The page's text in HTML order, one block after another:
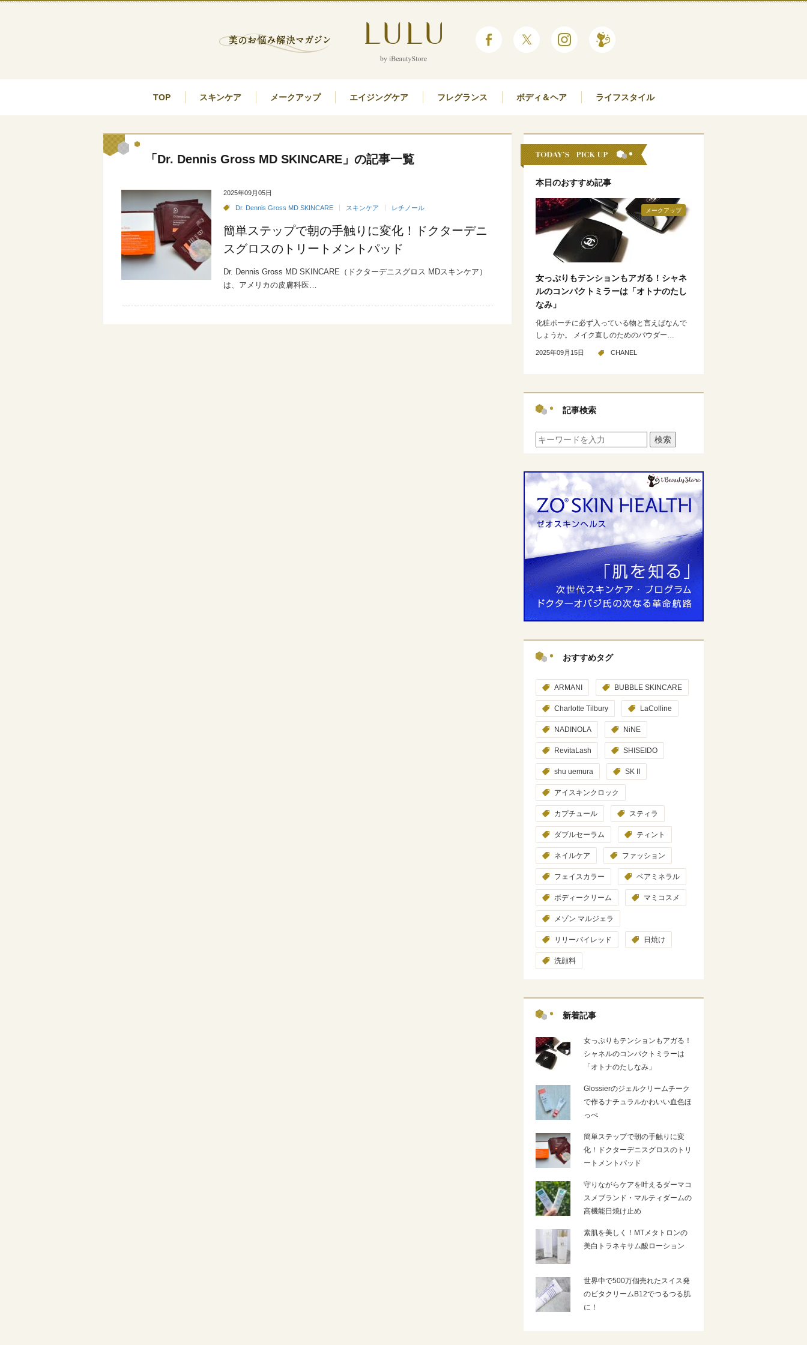
TOP スキンケア メークアップ エイジングケア フレグランス ボディ＆ヘア ライフスタイル
「Dr. Dennis Gross MD SKINCARE」の記事一覧
2025年09月05日
Dr. Dennis Gross MD SKINCARE スキンケア レチノール
簡単ステップで朝の手触りに変化！ドクターデニ
スグロスのトリートメントパッド
Dr. Dennis Gross MD SKINCARE（ドクターデニスグロス MDスキンケア）
は、アメリカの皮膚科医…
本日のおすすめ記事
メークアップ
女っぷりもテンションもアガる！シャネ
ルのコンパクトミラーは「オトナのたし
なみ」
化粧ポーチに必ず入っている物と言えばなんで
しょうか。 メイク直しのためのパウダー…
2025年09月15日 CHANEL
記事検索
検索
おすすめタグ
ARMANI BUBBLE SKINCARE
Charlotte Tilbury LaColline
NADINOLA NiNE
RevitaLash SHISEIDO
shu uemura SK II
アイスキンクロック
カプチュール スティラ
ダブルセーラム ティント
ネイルケア ファッション
フェイスカラー ベアミネラル
ボディークリーム マミコスメ
メゾン マルジェラ
リリーバイレッド 日焼け
洗顔料
新着記事
女っぷりもテンションもアガる！
シャネルのコンパクトミラーは
「オトナのたしなみ」
Glossierのジェルクリームチーク
で作るナチュラルかわいい血色ほ
っぺ
簡単ステップで朝の手触りに変
化！ドクターデニスグロスのトリ
ートメントパッド
守りながらケアを叶えるダーマコ
スメブランド・マルティダームの
高機能日焼け止め
素肌を美しく！MTメタトロンの
美白トラネキサム酸ローション
世界中で500万個売れたスイス発
のビタクリームB12でつるつる肌
に！